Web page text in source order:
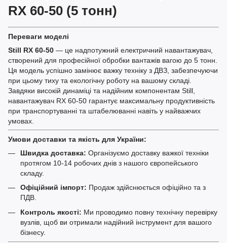
RX 60-50 (5 тонн)
Переваги моделі
Still RX 60-50 — це надпотужний електричний навантажувач,
створений для професійної обробки вантажів вагою до 5 тонн.
Ця модель успішно замінює важку техніку з ДВЗ, забезпечуючи
при цьому тиху та екологічну роботу на вашому складі.
Завдяки високій динаміці та надійним компонентам Still,
навантажувач RX 60-50 гарантує максимальну продуктивність
при транспортуванні та штабелюванні навіть у найважчих
умовах.
Умови доставки та якість для України:
Швидка доставка: Організуємо доставку важкої техніки
протягом 10-14 робочих днів з нашого європейського
складу.
Офіційний імпорт: Продаж здійснюється офіційно та з
ПДВ.
Контроль якості: Ми проводимо повну технічну перевірку
вузлів, щоб ви отримали надійний інструмент для вашого
бізнесу.